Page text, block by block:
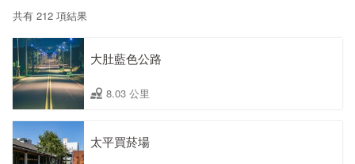
共有 212 項結果
大肚藍色公路
8.03 公里
太平買菸場